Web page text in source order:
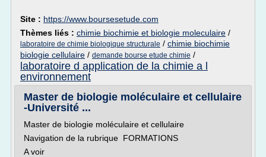
Site : https://www.boursesetude.com
Thèmes liés : chimie biochimie et biologie moleculaire /
laboratoire de chimie biologique structurale / chimie biochimie
biologie cellulaire / demande bourse etude chimie /
laboratoire d application de la chimie a l
environnement
Master de biologie moléculaire et cellulaire
-Université ...
Master de biologie moléculaire et cellulaire
Navigation de la rubrique FORMATIONS
A voir